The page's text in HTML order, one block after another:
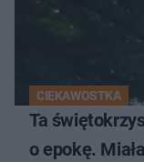
CIEKAWOSTKA
Ta
o epokę.